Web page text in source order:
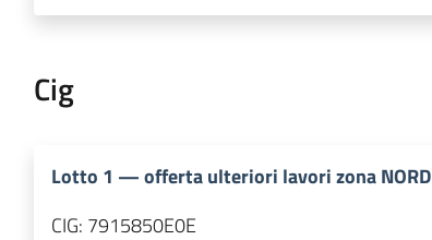
Cig
Lotto 1 —offerta ulteriori lavori zona NORD
CIG: 7915850E0E